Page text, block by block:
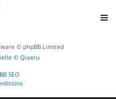
© phpBB Limited
© Qiaeru
SEO